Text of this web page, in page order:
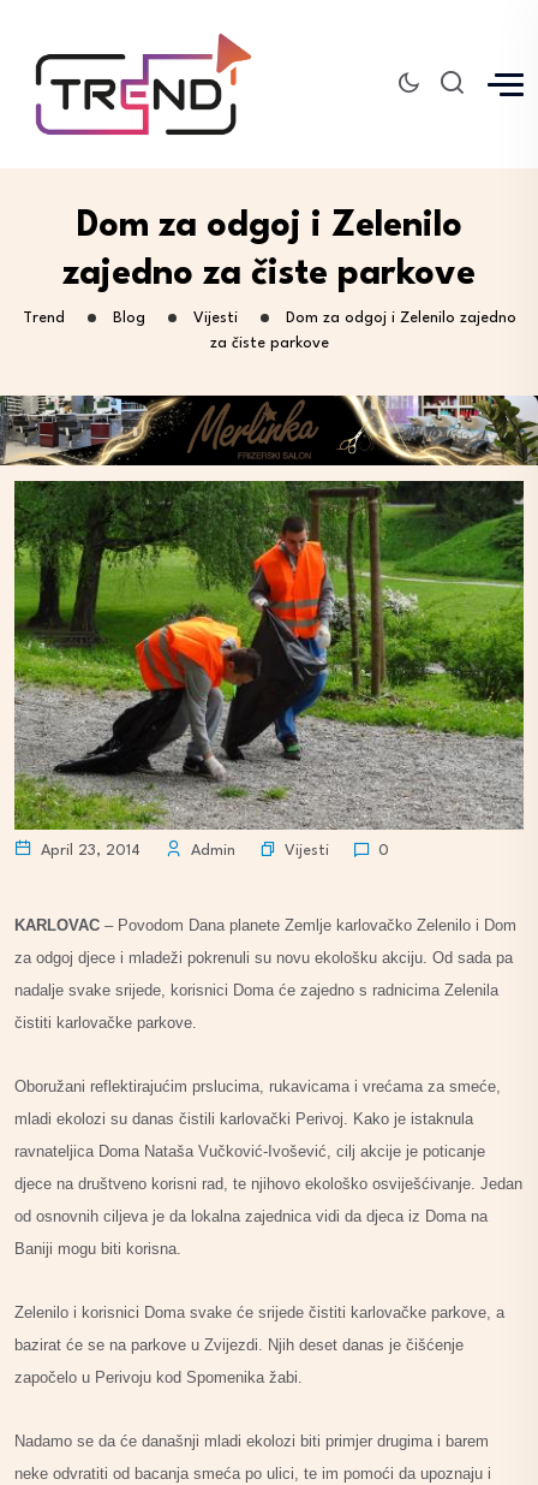
Dom za odgoj i Zelenilo
zajedno za čiste parkove
Trend Blog Vijesti
Dom za odgoj i Zelenilo zajedno
za čiste parkove
April 23, 2014 Admin Vijesti 0
KARLOVAC – Povodom Dana planete Zemlje karlovačko Zelenilo i Dom
za odgoj djece i mladeži pokrenuli su novu ekološku akciju. Od sada pa
nadalje svake srijede, korisnici Doma će zajedno s radnicima Zelenila
čistiti karlovačke parkove.
Oboružani reflektirajućim prslucima, rukavicama i vrećama za smeće,
mladi ekolozi su danas čistili karlovački Perivoj. Kako je istaknula
ravnateljica Doma Nataša Vučković-Ivošević, cilj akcije je poticanje
djece na društveno korisni rad, te njihovo ekološko osviješćivanje. Jedan
od osnovnih ciljeva je da lokalna zajednica vidi da djeca iz Doma na
Baniji mogu biti korisna.
Zelenilo i korisnici Doma svake će srijede čistiti karlovačke parkove, a
bazirat će se na parkove u Zvijezdi. Njih deset danas je čišćenje
započelo u Perivoju kod Spomenika žabi.
Nadamo se da će današnji mladi ekolozi biti primjer drugima i barem
neke odvratiti od bacanja smeća po ulici, te im pomoći da upoznaju i